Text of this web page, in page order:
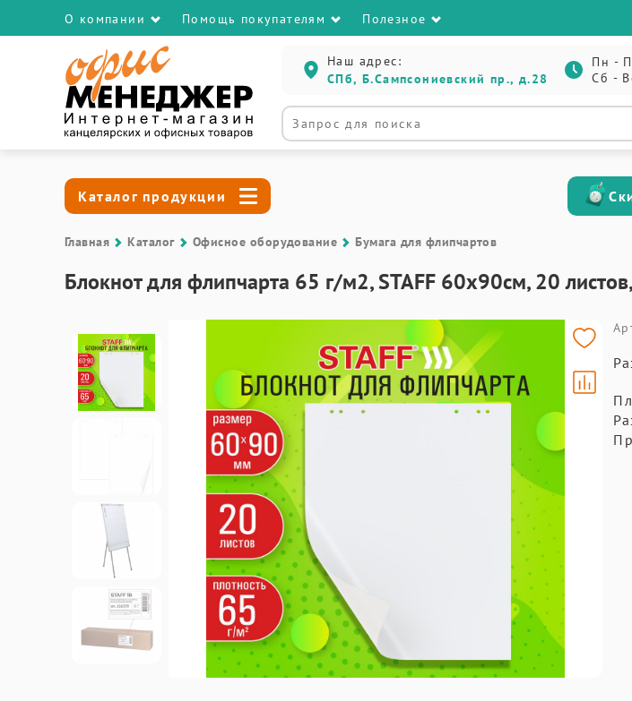
О компании Помощь покупателям Полезное
Наш адрес:
СПб, Б.Сампсониевский пр., д.28
Пн -
Сб -
Каталог продукции
Главная Каталог Офисное оборудование Бумага для флипчартов
Блокнот для флипчарта 65 г/м2, STAFF 60x90см, 20